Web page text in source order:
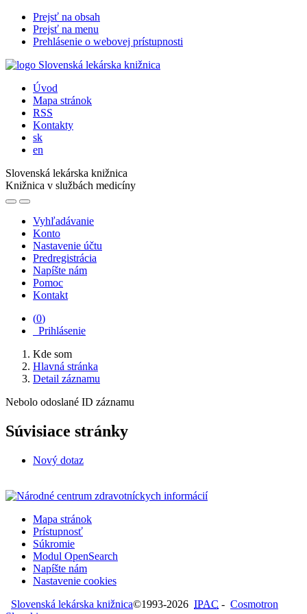
Prejsť na obsah
Prejsť na menu
Prehlásenie o webovej prístupnosti
Úvod
Mapa stránok
RSS
Kontakty
sk
en
Slovenská lekárska knižnica
Knižnica v službách medicíny
Vyhľadávanie
Konto
Nastavenie účtu
Predregistrácia
Napíšte nám
Pomoc
Kontakt
(0)
Prihlásenie
Kde som
Hlavná stránka
Detail záznamu
Nebolo odoslané ID záznamu
Súvisiace stránky
Nový dotaz
Mapa stránok
Prístupnosť
Súkromie
Modul OpenSearch
Napíšte nám
Nastavenie cookies
Slovenská lekárska knižnica©1993-2026 IPAC - Cosmotron